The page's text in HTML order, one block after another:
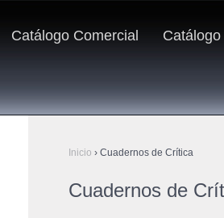
Catálogo Comercial
Inicio › Cuadernos de Crítica
Cuadernos de